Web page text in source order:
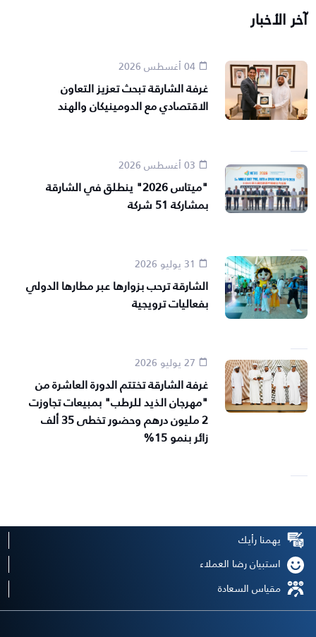
آخر الأخبار
04 أغسطس 2026
غرفة الشارقة تبحث تعزيز التعاون
الاقتصادي مع الدومينيكان والهند
"ميتاس 2026" ينطلق في الشارقة
بمشاركة 51 شركة
الشارقة ترحب بزوارها عبر مطارها الدولي
بفعاليات ترويجية
غرفة الشارقة تختتم الدورة العاشرة من
"مهرجان الذيد للرطب" بمبيعات تجاوزت
2 مليون درهم وحضور تخطى 35 ألف
زائر بنمو 15%
يهمنا رأيك
استبيان رضا العملاء
مقياس السعادة